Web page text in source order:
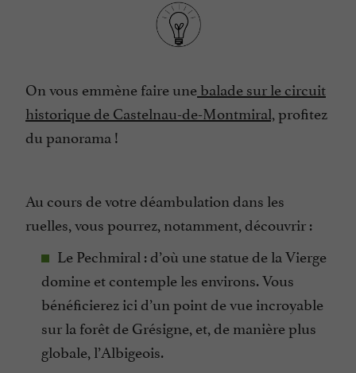
On vous emmène faire unebalade sur le circuit
historique de Castelnau-de-Montmiral,profitez
du panorama !
Au cours de votre déambulation dans les
ruelles, vous pourrez, notamment, découvrir :
Le Pechmiral : d’où une statue de la Vierge
domine et contemple les environs. Vous
bénéficierez ici d’un point de vue incroyable
sur la forêt de Grésigne, et, de manière plus
globale, l’Albigeois.